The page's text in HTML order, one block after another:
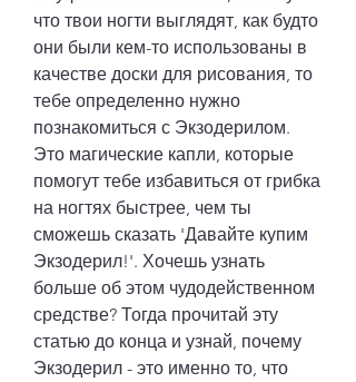
что твои ногти выглядят, как будто
они были кем-то использованы в
качестве доски для рисования, то
тебе определенно нужно
познакомиться с Экзодерилом.
Это магические капли, которые
помогут тебе избавиться от грибка
на ногтях быстрее, чем ты
сможешь сказать 'Давайте купим
Экзодерил!'. Хочешь узнать
больше об этом чудодейственном
средстве? Тогда прочитай эту
статью до конца и узнай, почему
Экзодерил - это именно то, что